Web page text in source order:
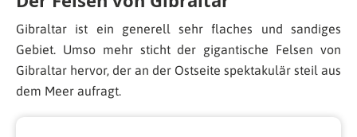
Gibraltar ist ein generell sehr flaches und sandiges
Gebiet. Umso mehr sticht der gigantische Felsen von
Gibraltar hervor, der an der Ostseite spektakulär steil aus
dem Meer aufragt.